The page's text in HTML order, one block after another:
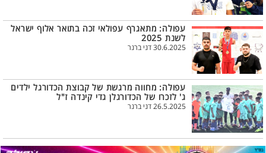
עפולה: מתאגרף עפולאי זכה בתואר אלוף ישראל
לשנת 2025
30.6.2025 דני ברנר
עפולה: מחווה מרגשת של קבוצת הכדורגל ילדים
ג' לזכרו של הכדורגלן גדי קינדה ז"ל
26.5.2025 דני ברנר